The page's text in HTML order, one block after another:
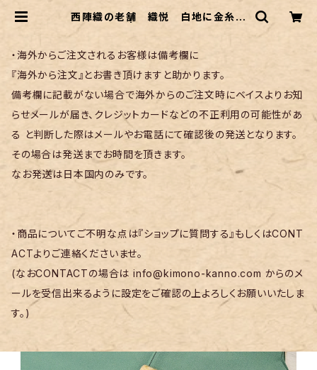
西陣織の老舗 織悦 白地に金糸の
・海外からご注文されるお客様は備考欄に
『海外から注文』とお書き頂けますと助かります。
備考欄に記載がない場合で海外からのご注文時にベイスよりお知
らせメールが届き、クレジットカードなどの不正利用の可能性があ
る と判断した際はメールやお電話にて確認後の発送となります。
その場合は発送までお時間を頂きます。
なお発送は日本国内のみです。
・商品についてご不明な点は『ショップに質問する』もしくはCONT
ACTよりご連絡くださいませ。
(なおCONTACTの場合はinfo@kimono-kanno.com からのメ
ールを受信出来るように設定をご確認の上よろしくお願いいたしま
す。)